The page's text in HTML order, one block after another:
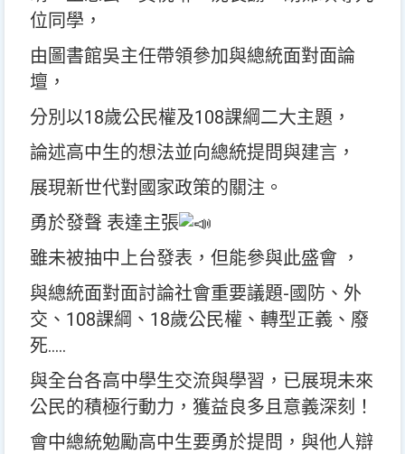
位同學，
由圖書館吳主任帶領參加與總統面對面論
壇，
分別以18歲公民權及108課綱二大主題，
論述高中生的想法並向總統提問與建言，
展現新世代對國家政策的關注。
勇於發聲 表達主張
雖未被抽中上台發表，但能參與此盛會 ，
與總統面對面討論社會重要議題-國防、外
交、108課綱、18歲公民權、轉型正義、廢
死…..
與全台各高中學生交流與學習，已展現未來
公民的積極行動力，獲益良多且意義深刻！
會中總統勉勵高中生要勇於提問，與他人辯